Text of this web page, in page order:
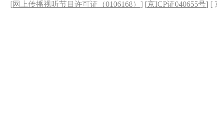
[网上传播视听节目许可证（0106168） ] [京ICP证040655号] [